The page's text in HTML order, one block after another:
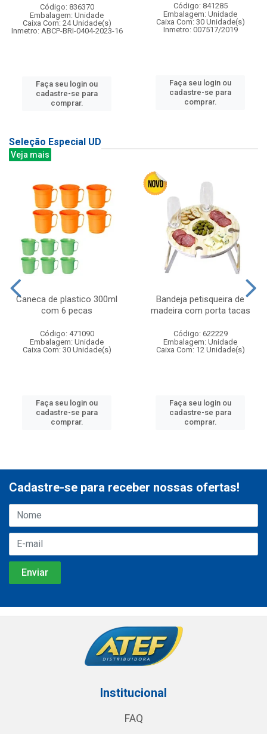
Código: 836370
Embalagem: Unidade
Caixa Com: 24 Unidade(s)
Inmetro: ABCP-BRI-0404-2023-16
Faça seu login ou
cadastre-se para
comprar.
Código: 841285
Embalagem: Unidade
Caixa Com: 30 Unidade(s)
Inmetro: 007517/2019
Faça seu login ou
cadastre-se para
comprar.
Seleção Especial UD
Veja mais
Caneca de plastico 300ml
com 6 pecas
Código: 471090
Embalagem: Unidade
Caixa Com: 30 Unidade(s)
Faça seu login ou
cadastre-se para
comprar.
Bandeja petisqueira de
madeira com porta tacas
Código: 622229
Embalagem: Unidade
Caixa Com: 12 Unidade(s)
Faça seu login ou
cadastre-se para
comprar.
Cadastre-se para receber nossas ofertas!
Institucional
FAQ